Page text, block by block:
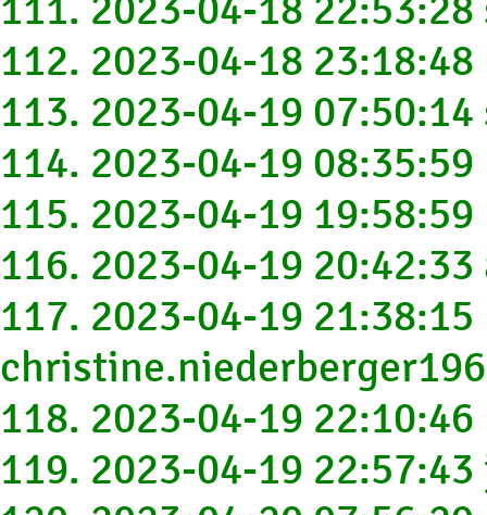
112. 2023-04-18
113. 2023-04-19
114. 2023-04-19
115. 2023-04-19
116. 2023-04-19
117. 2023-04-19 21:38:15
118. 2023-04-19
119. 2023-04-19